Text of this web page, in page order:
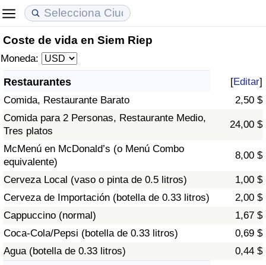
Coste de vida en Siem Riep
Moneda:
Restaurantes [Editar]
Comida, Restaurante Barato
2,50 $
Comida para 2 Personas, Restaurante Medio,
Tres platos
24,00 $
McMenú en McDonald’s (o Menú Combo
equivalente)
8,00 $
Cerveza Local (vaso o pinta de 0.5 litros)
1,00 $
Cerveza de Importación (botella de 0.33 litros)
2,00 $
Cappuccino (normal)
1,67 $
Coca-Cola/Pepsi (botella de 0.33 litros)
0,69 $
Agua (botella de 0.33 litros)
0,44 $
Coste de vida
Índice de Costo de Vida
Índice de costo de vida por país
en aqaba
Precios de las propiedades
Índice de Precios de Inmuebles
Índice de Precios de Inmuebles por País
Calidad de Vida
Índice de Calidad de Vida (Actual)
Índice de calidad de vida por país
Delincuencia
Calificación del Índice de Criminalidad
(Actual)
Índice de Criminalidad